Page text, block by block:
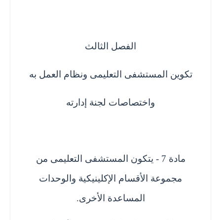
الفصل الثالث
تكوين المستشفى التعليمى ونظام العمل به
واختصاصات لجنة إدارته
مادة 7 - يتكون المستشفى التعليمى من
مجموعة الأقسام الإكلينيكية والوحدات
المساعدة الأخرى.